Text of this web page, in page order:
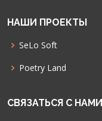
НАШИ ПРОЕКТЫ
SeLo Soft
Poetry Land
СВЯЗАТЬСЯ С НАМИ